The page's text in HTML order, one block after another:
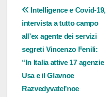
Navigazione
articoli
Intelligence e Covid-19,
intervista a tutto campo
all’ex agente dei servizi
segreti Vincenzo Fenili:
“In Italia attive 17 agenzie
Usa e il Glavnoe
Razvedyvatel’noe